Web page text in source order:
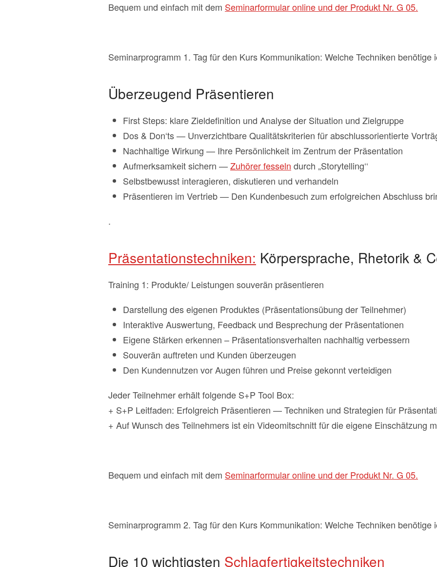
Bequem und einfach mit dem Seminarformular online und der Produkt Nr. G 05.
Seminarprogramm 1. Tag für den Kurs Kommunikation: Welche Techniken benötige
Überzeugend Präsentieren
First Steps: klare Zieldefinition und Analyse der Situation und Zielgruppe
Dos & Don‘ts — Unverzichtbare Qualitätskriterien für abschlussorientierte
Nachhaltige Wirkung — Ihre Persönlichkeit im Zentrum der Präsentation
Aufmerksamkeit sichern —Zuhörer fesseln durch „Storytelling‘‘
Selbstbewusst interagieren, diskutieren und verhandeln
Präsentieren im Vertrieb — Den Kundenbesuch zum erfolgreichen Abschluss
.
Präsentationstechniken: Körpersprache, Rhetorik &
Training 1: Produkte/ Leistungen souverän präsentieren
Darstellung des eigenen Produktes (Präsentationsübung der Teilnehmer)
Interaktive Auswertung, Feedback und Besprechung der Präsentationen
Eigene Stärken erkennen – Präsentationsverhalten nachhaltig verbessern
Souverän auftreten und Kunden überzeugen
Den Kundennutzen vor Augen führen und Preise gekonnt verteidigen
Jeder Teilnehmer erhält folgende S+P Tool Box:
+ S+P Leitfaden: Erfolgreich Präsentieren — Techniken und Strategien für
+ Auf Wunsch des Teilnehmers ist ein Videomitschnitt für die eigene Einschätzung
Bequem und einfach mit dem Seminarformular online und der Produkt Nr. G 05.
Seminarprogramm 2. Tag für den Kurs Kommunikation: Welche Techniken benötige
Die 10 wichtigsten Schlagfertigkeitstechniken